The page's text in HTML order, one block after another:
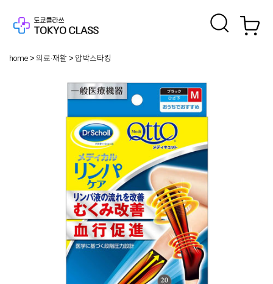
home 의료·재활 압박스타킹